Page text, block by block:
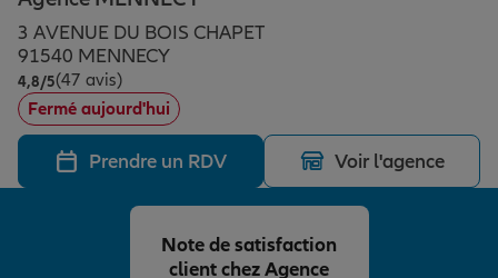
Assurance emprunteur
Prévoyance et dépendance
Assurance animal de compagnie
Protection de la famille
Protection juridique
Épargne & retraite
Plan épargne retraite
Assurance vie
Placements financiers
Vos projets
Partir en vacances
Conseil assurance
3 AVENUE DU BOIS CHAPET
91540 MENNECY
4,8/5Note de 4.8 sur 5
(47 avis)
Fermé aujourd'hui
Prendre un RDV Voir l'agence
Note de satisfaction
client chez Agence